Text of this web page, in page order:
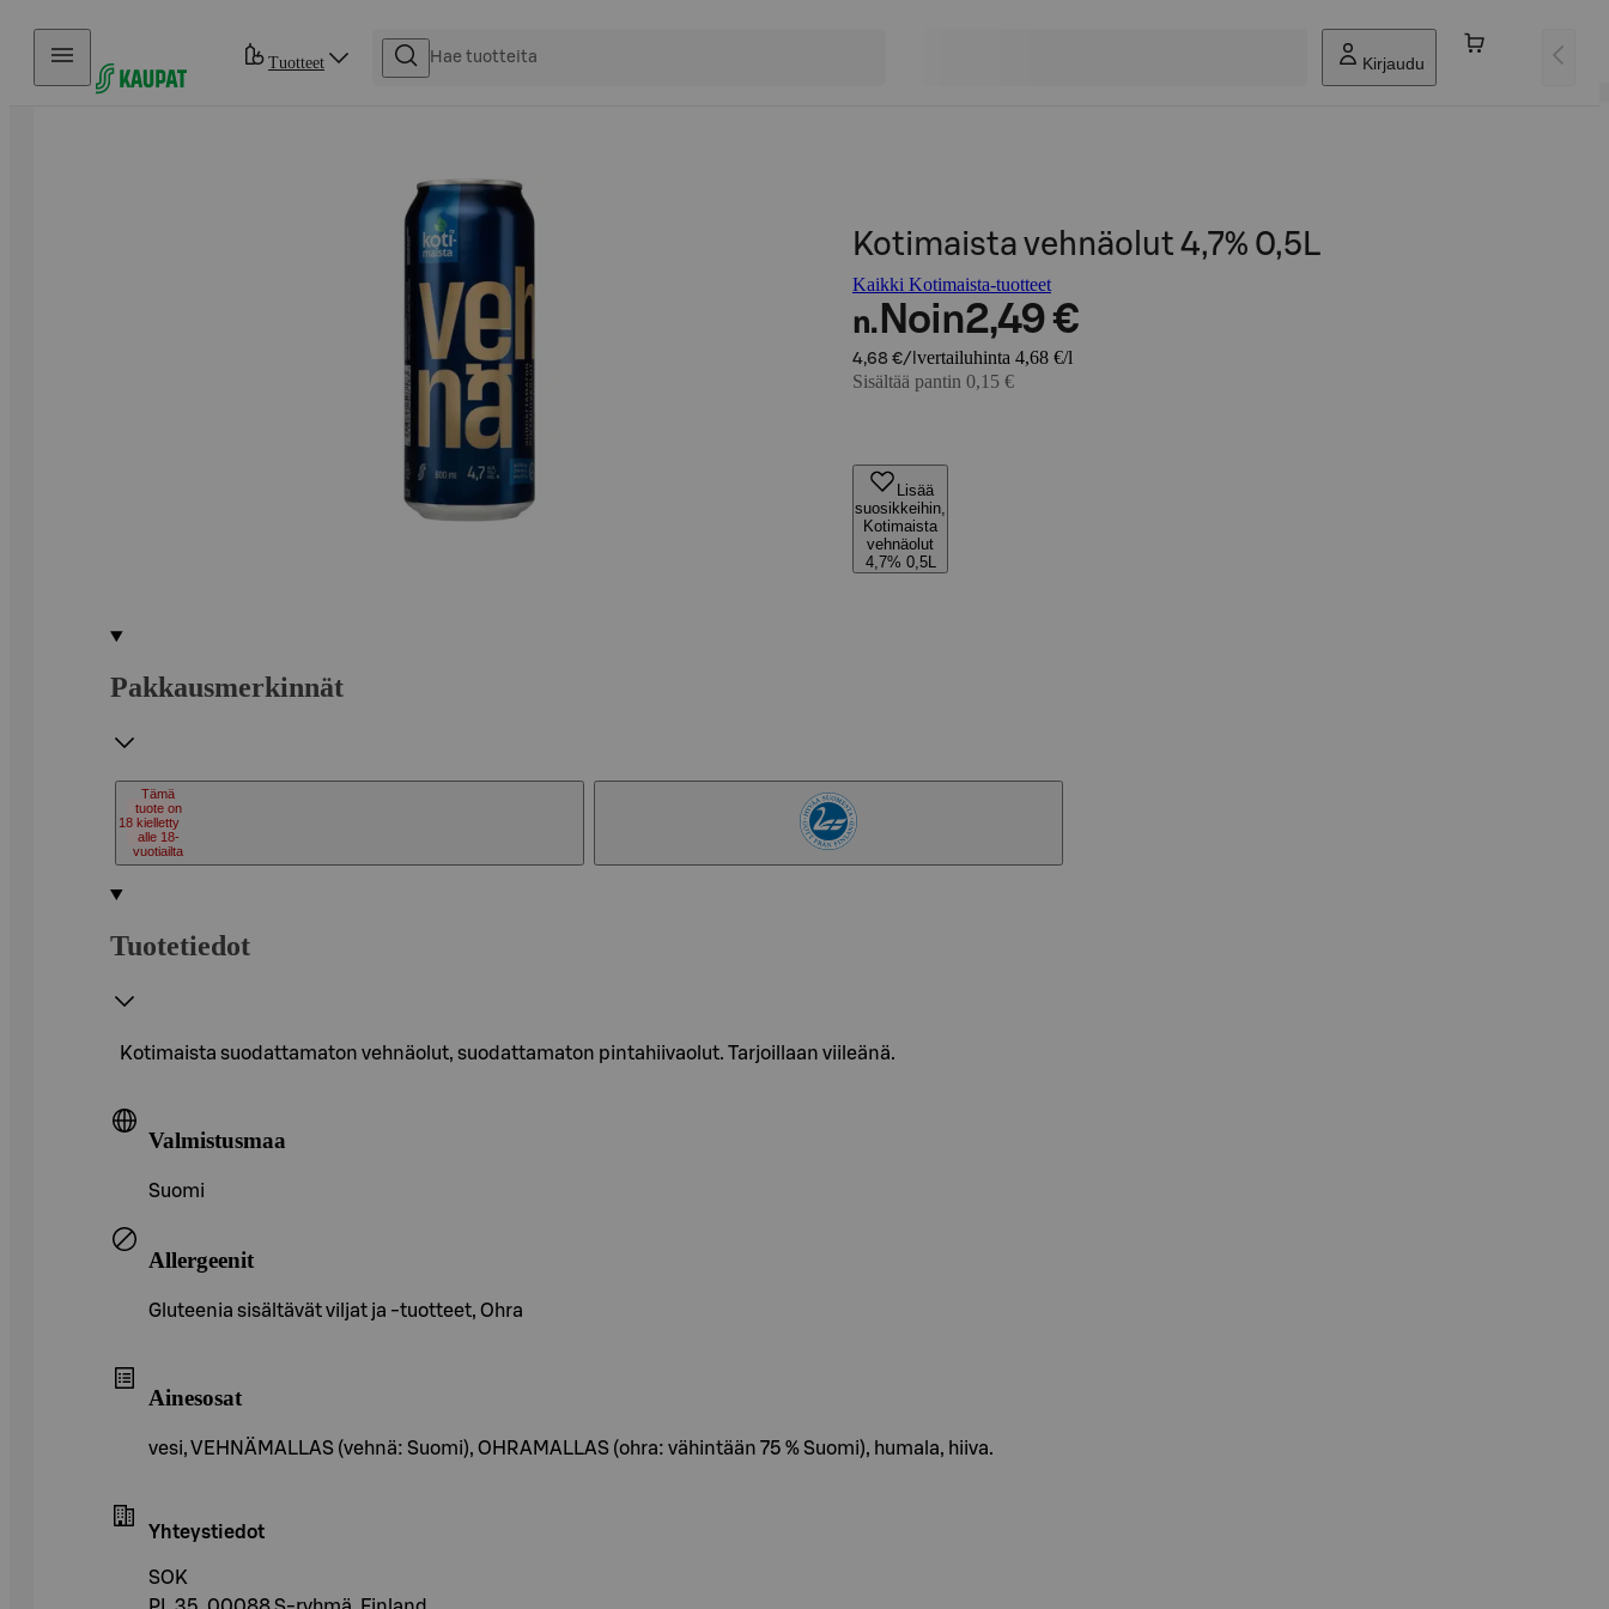
Hyppää sisältöön
Tuotteet Kirjaudu
Kotimaista vehnäolut 4,7% 0,5L
Kaikki Kotimaista-tuotteet
n. Noin2,49 €
4,68 €/l vertailuhinta 4,68 €/l
Sisältää pantin 0,15 €
Lisää
suosikkeihin,
Kotimaista
vehnäolut
4,7% 0,5L
Pakkausmerkinnät
18
Tämä
tuote on
kielletty
alle 18-
vuotiailta
Tuotetiedot
Kotimaista suodattamaton vehnäolut, suodattamaton pintahiivaolut. Tarjoillaan viileänä.
Valmistusmaa
Suomi
Allergeenit
Gluteenia sisältävät viljat ja -tuotteet, Ohra
Ainesosat
vesi, VEHNÄMALLAS (vehnä: Suomi), OHRAMALLAS (ohra: vähintään 75 % Suomi), humala, hiiva.
Yhteystiedot
SOK